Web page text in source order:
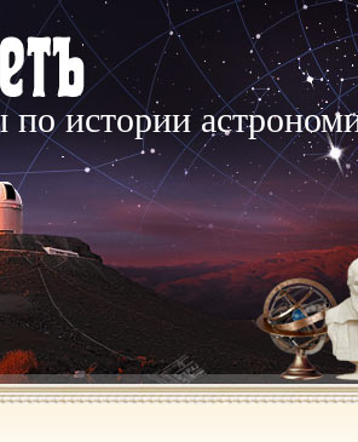
истории